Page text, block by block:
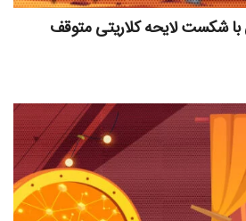
شکست لایحه کلاریتی متوقف